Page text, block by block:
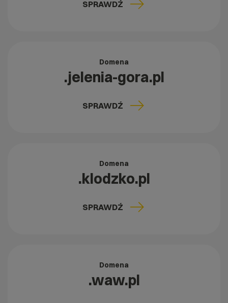
SPRAWDŹ
Domena
.jelenia-gora.pl
SPRAWDŹ
Domena
.klodzko.pl
SPRAWDŹ
Domena
.waw.pl